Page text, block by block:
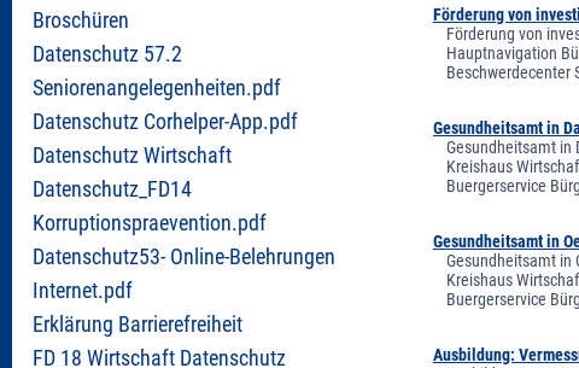
Broschüren
Datenschutz 57.2
Seniorenangelegenheiten.pdf
Datenschutz Corhelper-App.pdf
Datenschutz Wirtschaft
Datenschutz_FD14
Korruptionspraevention.pdf
Datenschutz53- Online-Belehrungen
Internet.pdf
Erklärung Barrierefreiheit
FD 18 Wirtschaft Datenschutz
Förderung von
Förderung von
Hauptnavigation
Beschwerdecenter
Gesundheitsamt in
Gesundheitsamt in
Kreishaus
Buergerservice
Gesundheitsamt in
Gesundheitsamt in
Kreishaus
Buergerservice
Ausbildung: